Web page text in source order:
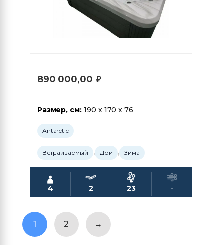
890 000,00 ₽
Размер, см: 190 x 170 x 76
Antarctic
Встраиваемый , Дом , Зима
4 2 23 -
1 2 →